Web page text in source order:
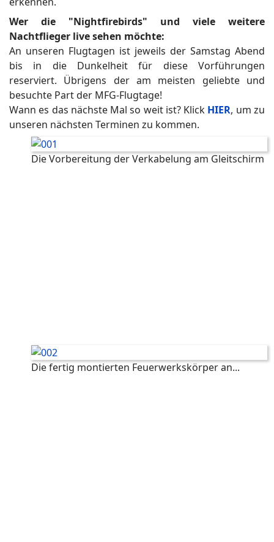
Wer die "Nightfirebirds" und viele weitere
Nachtflieger live sehen möchte:
An unseren Flugtagen ist jeweils der Samstag Abend
bis in die Dunkelheit für diese Vorführungen
reserviert. Übrigens der am meisten geliebte und
besuchte Part der MFG-Flugtage!
Wann es das nächste Mal so weit ist? Klick HIER, um zu
unseren nächsten Terminen zu kommen.
Die Vorbereitung der Verkabelung am Gleitschirm
Die fertig montierten Feuerwerkskörper an...